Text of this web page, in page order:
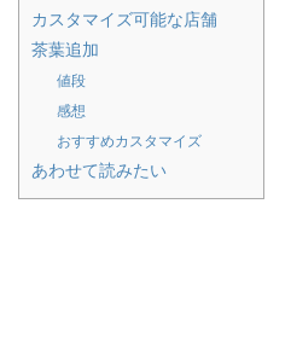
カスタマイズ可能な店舗
茶葉追加
値段
感想
おすすめカスタマイズ
あわせて読みたい